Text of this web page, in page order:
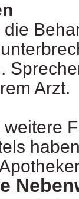
Arzt.
weitere